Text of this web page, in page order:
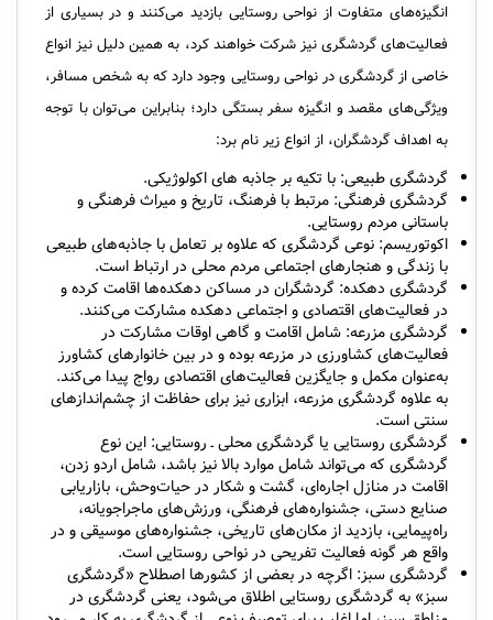
انگیزه‌های متفاوت از نواحی روستایی بازدید می‌کنند و در بسیاری از
فعالیت‌های گردشگری نیز شرکت خواهند کرد، به همین دلیل نیز انواع
خاصی از گردشگری در نواحی روستایی وجود دارد که به شخص مسافر،
ویژگی‌های مقصد و انگیزه‌ سفر بستگی دارد؛ بنابراین می‌توان با توجه
به اهداف گردشگران، از انواع زیر نام برد:
گردشگری طبیعی: با تکیه بر جاذبه های اکولوژیکی.
گردشگری فرهنگی: مرتبط با فرهنگ، تاریخ و میراث فرهنگی و
باستانی مردم روستایی.
اکوتوریسم: نوعی گردشگری که علاوه بر تعامل با جاذبه‌های طبیعی
با زندگی و هنجارهای اجتماعی مردم محلی در ارتباط است.
گردشگری دهکده:‌ گردشگران در مساکن دهکده‌ها اقامت کرده و
در فعالیت‌های اقتصادی و اجتماعی دهکده مشارکت می‌کنند.
گردشگری مزرعه: شامل اقامت و گاهی اوقات مشارکت در
فعالیت‌های کشاورزی در مزرعه بوده و در بین خانوارهای کشاورز
به‌عنوان مکمل و جایگزین فعالیت‌های اقتصادی رواج پیدا می‌کند.
به علاوه گردشگری مزرعه، ابزاری نیز برای حفاظت از چشم‌اندازهای
سنتی است.
گردشگری روستایی یا گردشگری محلی ـ روستایی: این نوع
گردشگری که می‌تواند شامل موارد بالا نیز باشد، شامل اردو زدن،
اقامت در منازل اجاره‌ای، گشت و شکار در حیات‌وحش، بازاریابی
صنایع دستی، جشنواره‌های فرهنگی، ورزش‌های ماجراجویانه،
راه‌پیمایی، بازدید از مکان‌های تاریخی، جشنواره‌های موسیقی و در
واقع هر گونه فعالیت تفریحی در نواحی روستایی است.
گردشگری سبز: اگرچه در بعضی از کشورها اصطلاح «گردشگری
سبز» به گردشگری روستایی اطلاق می‌شود، یعنی گردشگری در